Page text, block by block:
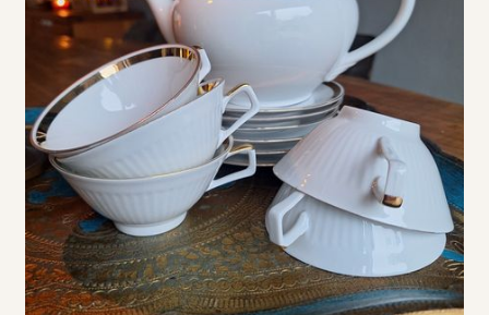
Vintage boeken en strips
Kerst